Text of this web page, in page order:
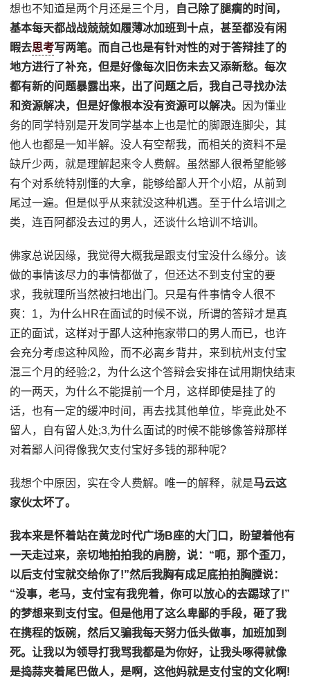
想也不知道是两个月还是三个月，
自己除了腿瘸的时间，
基本每天都战战兢兢如履薄冰加班到十点，甚至都没有闲
暇去思考写两笔。而自己也是有针对性的对于答辩挂了的
地方进行了补充，但是好像每次旧伤未去又添新愁。每次
都有新的问题暴露出来，出了问题之后，我自己寻找办法
和资源解决，但是好像根本没有资源可以解决。
因为懂业
务的同学特别是开发同学基本上也是忙的脚跟连脚尖，其
他人也都是一知半解。没人有空帮我，而相关的资料不是
缺斤少两，就是理解起来令人费解。虽然鄙人很希望能够
有个对系统特别懂的大拿，能够给鄙人开个小炤，从前到
尾过一遍。但是似乎从来就没这种机遇。至于什么培训之
类，连百阿都没去过的男人，还谈什么培训不培训。
佛家总说因缘，我觉得大概我是跟支付宝没什么缘分。该
做的事情该尽力的事情都做了，但还达不到支付宝的要
求，我就理所当然被扫地出门。只是有件事情令人很不
爽：1，为什么HR在面试的时候不说，所谓的答辩才是真
正的面试，这样对于鄙人这种拖家带口的男人而已，也许
会充分考虑这种风险，而不必离乡背井，来到杭州支付宝
混三个月的经验;2，为什么这个答辩会安排在试用期快结束
的一两天，为什么不能提前一个月，这样即使是挂了的
话，也有一定的缓冲时间，再去找其他单位，毕竟此处不
留人，自有留人处;3,为什么面试的时候不能够像答辩那样
对着鄙人问得像我欠支付宝好多钱的那种呢?
我想个中原因，实在令人费解。唯一的解释，就是马云这
家伙太坏了。
我本来是怀着站在黄龙时代广场B座的大门口，盼望着他有
一天走过来，亲切地拍拍我的肩膀，说：“呃，那个歪刀，
以后支付宝就交给你了!”然后我胸有成足底拍拍胸膛说：
“没事，老马，支付宝有我兜着，你可以放心的去踢球了!”
的梦想来到支付宝。但是他用了这么卑鄙的手段，砸了我
在携程的饭碗，然后又骗我每天努力低头做事，加班加到
死。让我以为领导打我骂我都是为你好，让我头啄得就像
是捣蒜夹着尾巴做人，是啊，这他妈就是支付宝的文化啊!